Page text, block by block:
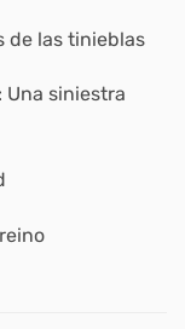
de las tinieblas
Una siniestra